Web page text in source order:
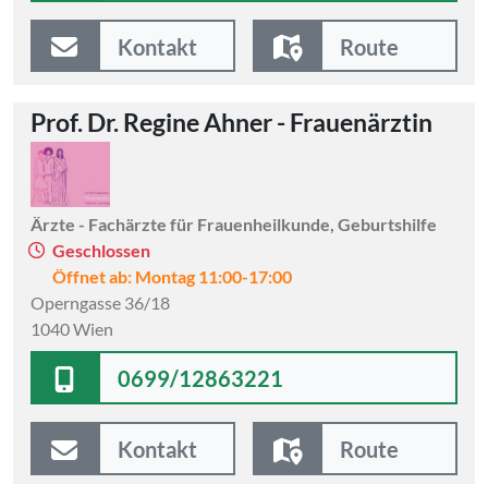
Kontakt Route
Prof. Dr. Regine Ahner - Frauenärztin
Ärzte - Fachärzte für Frauenheilkunde, Geburtshilfe
Geschlossen
Öffnet ab: Montag 11:00-17:00
Operngasse 36/18
1040 Wien
0699/12863221
Kontakt Route